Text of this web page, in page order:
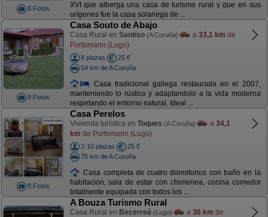
8 Fotos
XVI que alberga una casa de turismo rural y que en sus
orígenes fue la casa solariega de ...
8 Fotos
Casa Souto de Abajo
Casa Rural en Santiso (A Coruña) a 33,1 km de
Portomarin (Lugo)
8 plazas
25 €
54 km de A Coruña
Casa tradicional gallega restaurada en el 2007,
manteniendo lo rústico y adaptandolo a la vida moderna
respetando el entorno natural. Ideal ...
8 Fotos
Casa Perelos
Vivienda turística en Toques (A Coruña) a 34,1
km de Portomarin (Lugo)
2-10 plazas
25 €
75 km de A Coruña
Casa completa de cuatro dormitorios con baño en la
habitación, sala de estar con chimenea, cocina comedor
totalmente equipada con todos los ...
A Bouza Turismo Rural
Casa Rural en Becerreá (Lugo) a 36 km de